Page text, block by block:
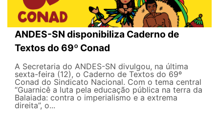
ANDES-SN disponibiliza Caderno de
Textos do 69º Conad
A Secretaria do ANDES-SN divulgou, na última
sexta-feira (12), o Caderno de Textos do 69º
Conad do Sindicato Nacional. Com o tema central
“Guarnicê a luta pela educação pública na terra da
Balaiada: contra o imperialismo e a extrema
direita”, o...